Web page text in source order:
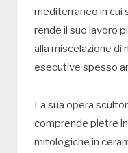
mediterraneo in cui
rende il suo lavoro
alla miscelazione di
esecutive spesso
La sua opera
comprende pietre
mitologiche in